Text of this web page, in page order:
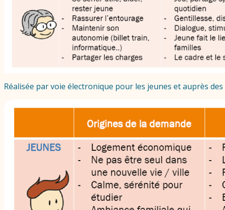
Réalisée par voie électronique pour les jeunes et auprès